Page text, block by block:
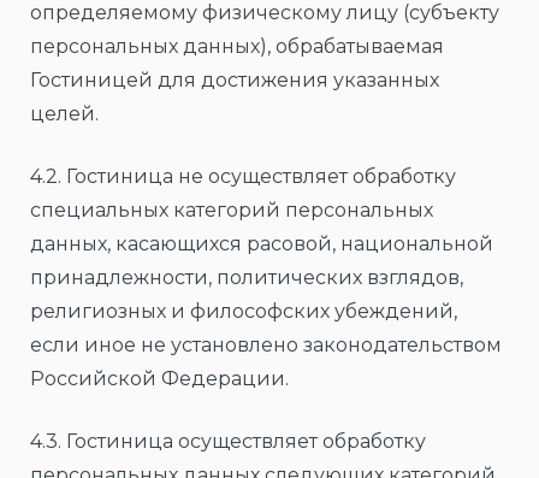
определяемому физическому лицу (субъекту
персональных данных), обрабатываемая
Гостиницей для достижения указанных
целей.
4.2. Гостиница не осуществляет обработку
специальных категорий персональных
данных, касающихся расовой, национальной
принадлежности, политических взглядов,
религиозных и философских убеждений,
если иное не установлено законодательством
Российской Федерации.
4.3. Гостиница осуществляет обработку